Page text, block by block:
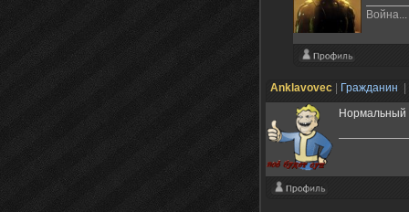
Anklavovec Гражданин
Нормальный